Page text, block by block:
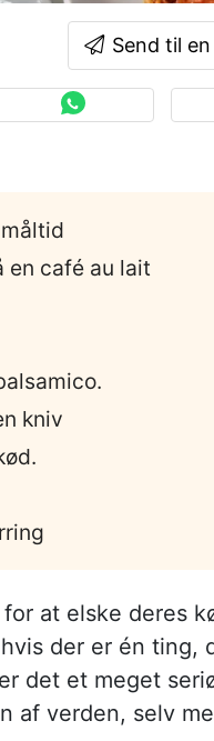
Send til
en café au lait
kniv
at elske deres
der er én ting,
det et meget
af verden, selv